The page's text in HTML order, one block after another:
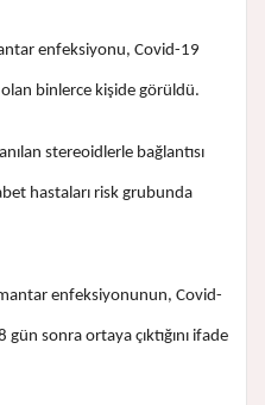
enfeksiyonu, Covid-19
olan binlerce kişide görüldü.
stereoidlerle bağlantısı
hastaları risk grubunda
enfeksiyonunun, Covid-
sonra ortaya çıktığını ifade